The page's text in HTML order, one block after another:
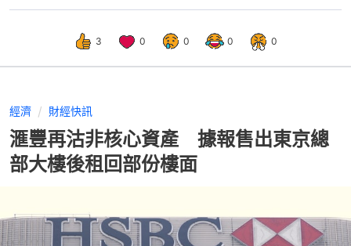
3 0 0 0 0
經濟 財經快訊
滙豐再沽非核心資產 據報售出東京總
部大樓後租回部份樓面